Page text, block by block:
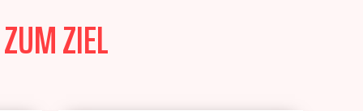
ZIEL